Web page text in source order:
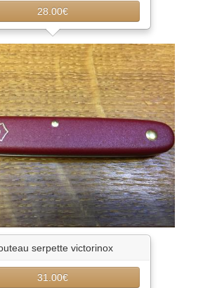
28.00€
serpette victorinox
31.00€